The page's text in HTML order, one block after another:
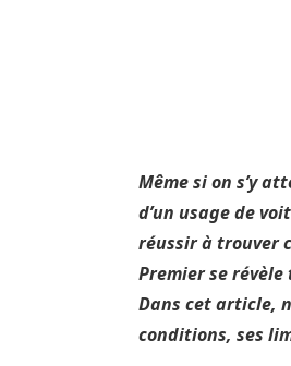
Même si on s’y
d’un usage de
réussir à trouver
Premier se
Dans cet article,
conditions, ses